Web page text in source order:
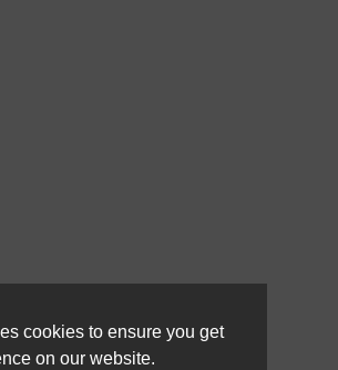
cookies to ensure you get
on our website.